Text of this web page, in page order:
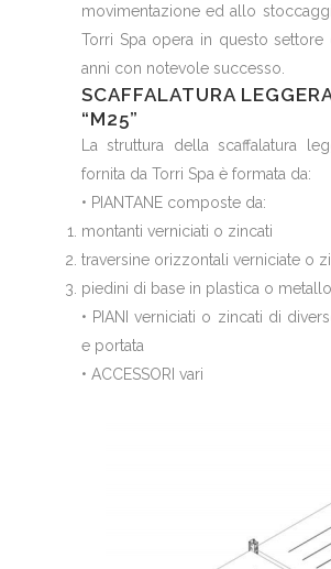
movimentazione ed allo
Torri Spa opera in questo settore
anni con notevole successo.
SCAFFALATURA
“M25”
La struttura della scaffalatura
fornita da Torri Spa è formata da:
• PIANTANE composte da:
montanti verniciati o zincati
traversine orizzontali verniciate o
piedini di base in plastica o metallo
• PIANI verniciati o zincati di
e portata
• ACCESSORI vari